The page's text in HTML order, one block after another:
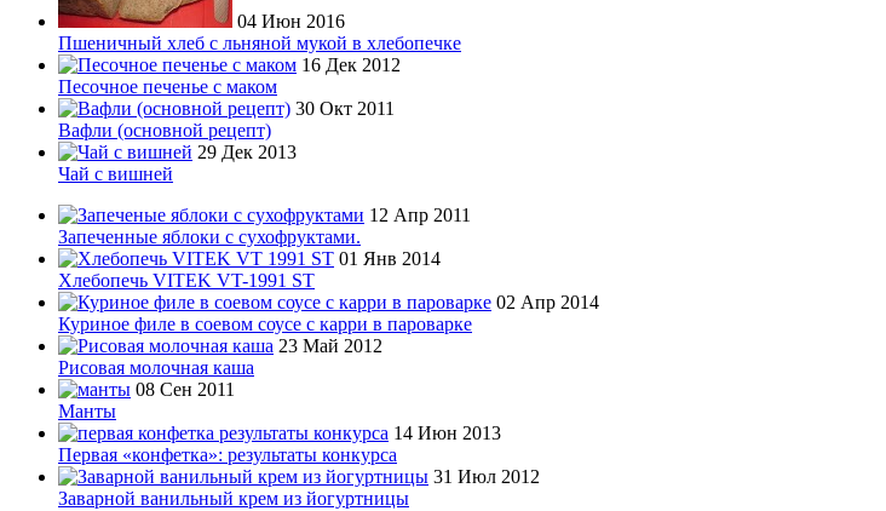
04 Июн 2016
Пшеничный хлеб с льняной мукой в хлебопечке
16 Дек 2012
Песочное печенье с маком
30 Окт 2011
Вафли (основной рецепт)
29 Дек 2013
Чай с вишней
12 Апр 2011
Запеченные яблоки с сухофруктами.
01 Янв 2014
Хлебопечь VITEK VT-1991 ST
02 Апр 2014
Куриное филе в соевом соусе с карри в пароварке
23 Май 2012
Рисовая молочная каша
08 Сен 2011
Манты
14 Июн 2013
Первая «конфетка»: результаты конкурса
31 Июл 2012
Заварной ванильный крем из йогуртницы